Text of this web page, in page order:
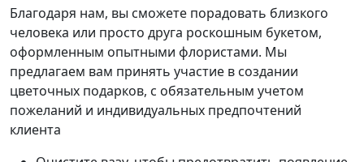
Благодаря нам, вы сможете порадовать близкого
человека или просто друга роскошным букетом,
оформленным опытными флористами. Мы
предлагаем вам принять участие в создании
цветочных подарков, с обязательным учетом
пожеланий и индивидуальных предпочтений
клиента